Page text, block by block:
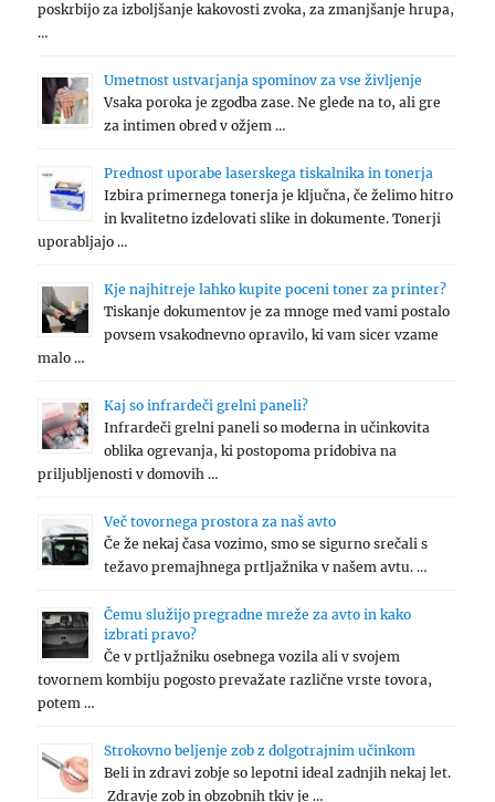
poskrbijo za izboljšanje kakovosti zvoka, za zmanjšanje hrupa,
…
Umetnost ustvarjanja spominov za vse življenje
Vsaka poroka je zgodba zase. Ne glede na to, ali gre
za intimen obred v ožjem …
Prednost uporabe laserskega tiskalnika in tonerja
Izbira primernega tonerja je ključna, če želimo hitro
in kvalitetno izdelovati slike in dokumente. Tonerji
uporabljajo …
Kje najhitreje lahko kupite poceni toner za printer?
Tiskanje dokumentov je za mnoge med vami postalo
povsem vsakodnevno opravilo, ki vam sicer vzame
malo …
Kaj so infrardeči grelni paneli?
Infrardeči grelni paneli so moderna in učinkovita
oblika ogrevanja, ki postopoma pridobiva na
priljubljenosti v domovih …
Več tovornega prostora za naš avto
Če že nekaj časa vozimo, smo se sigurno srečali s
težavo premajhnega prtljažnika v našem avtu. …
Čemu služijo pregradne mreže za avto in kako
izbrati pravo?
Če v prtljažniku osebnega vozila ali v svojem
tovornem kombiju pogosto prevažate različne vrste tovora,
potem …
Strokovno beljenje zob z dolgotrajnim učinkom
Beli in zdravi zobje so lepotni ideal zadnjih nekaj let.
Zdravje zob in obzobnih tkiv je …